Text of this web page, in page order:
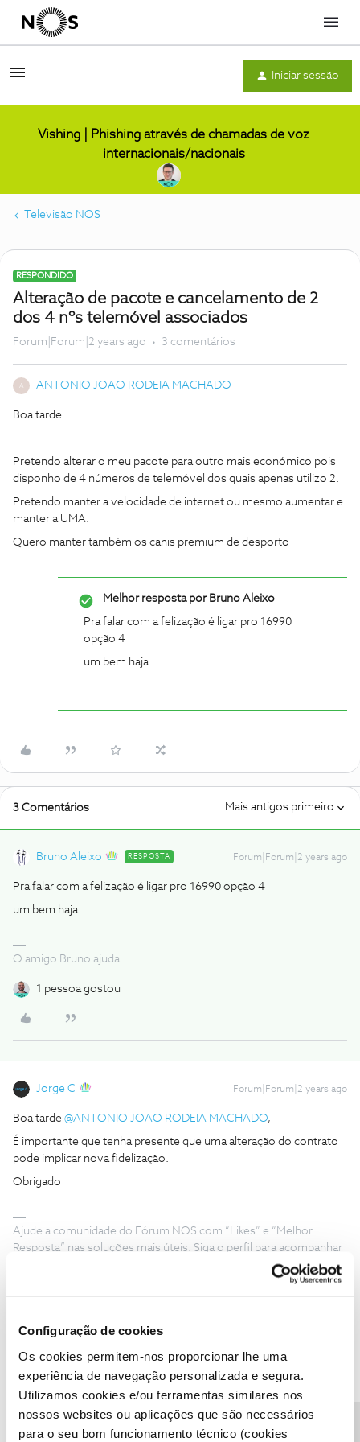
Configuração de cookies
Os cookies permitem-nos proporcionar lhe uma
experiência de navegação personalizada e segura.
Utilizamos cookies e/ou ferramentas similares nos
nossos websites ou aplicações que são necessários
para o seu bom funcionamento técnico (cookies
Menu
Iniciar sessão
Vishing | Phishing através de chamadas de voz
internacionais/nacionais
Televisão NOS
RESPONDIDO
Alteração de pacote e cancelamento de 2
dos 4 nºs telemóvel associados
Forum|Forum|2 years ago 3 comentários
A ANTONIO JOAO RODEIA MACHADO
Boa tarde
Pretendo alterar o meu pacote para outro mais económico pois
disponho de 4 números de telemóvel dos quais apenas utilizo 2.
Pretendo manter a velocidade de internet ou mesmo aumentar e
manter a UMA.
Quero manter também os canis premium de desporto
Melhor resposta porBruno Aleixo
Pra falar com a felização é ligar pro 16990
opção 4
um bem haja
3 Comentários Mais antigos primeiro
Bruno Aleixo RESPOSTA Forum|Forum|2 years ago
Pra falar com a felização é ligar pro 16990 opção 4
um bem haja
O amigo Bruno ajuda
1 pessoa gostou
Jorge C Forum|Forum|2 years ago
Boa tarde @ANTONIO JOAO RODEIA MACHADO,
É importante que tenha presente que uma alteração do contrato
pode implicar nova fidelização.
Obrigado
Ajude a comunidade do Fórum NOS com “Likes” e “Melhor
Resposta” nas soluções mais úteis. Siga o perfil para acompanhar
Boa noite,